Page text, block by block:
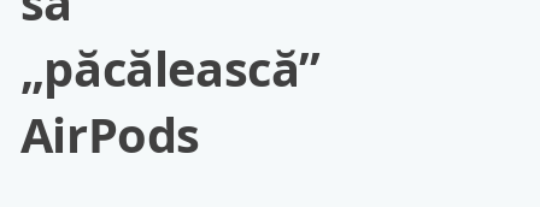
„păcălească”
AirPods